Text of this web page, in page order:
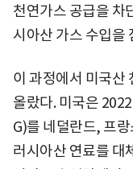
천연가스 공급을 차
시아산 가스 수입을
이 과정에서 미국산
올랐다. 미국은
G)를 네덜란드, 프
러시아산 연료를 대